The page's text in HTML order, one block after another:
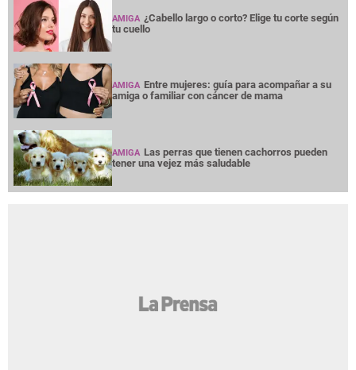
AMIGA ¿Cabello largo o corto? Elige tu corte según
tu cuello
AMIGA Entre mujeres: guía para acompañar a su
amiga o familiar con cáncer de mama
AMIGA Las perras que tienen cachorros pueden
tener una vejez más saludable